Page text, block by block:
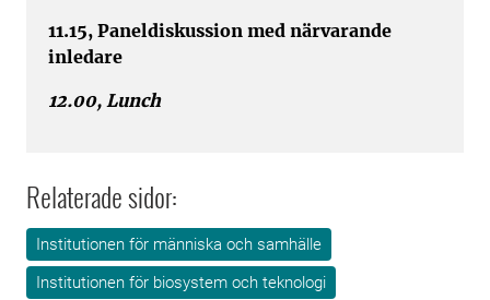
11.15, Paneldiskussion med närvarande
inledare
12.00, Lunch
Relaterade sidor:
Institutionen för människa och samhälle
Institutionen för biosystem och teknologi